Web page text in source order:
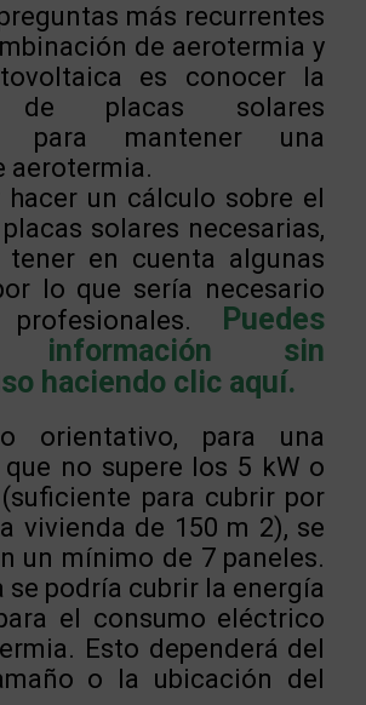
más recurrentes
de aerotermia y
es conocer la
de placas solares
para mantener una
aerotermia.
hacer un cálculo sobre el
solares necesarias,
tener en cuenta algunas
lo que sería necesario
Puedes
información sin
haciendo clic aquí.
orientativo, para una
no supere los 5 kW o
para cubrir por
vivienda de 150 m 2), se
un mínimo de 7 paneles.
se podría cubrir la energía
el consumo eléctrico
Esto dependerá del
o la ubicación del